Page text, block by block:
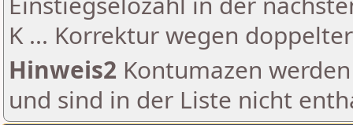
K ... Korrektur wegen
Hinweis2 Kontumazen
und sind in der Liste nicht